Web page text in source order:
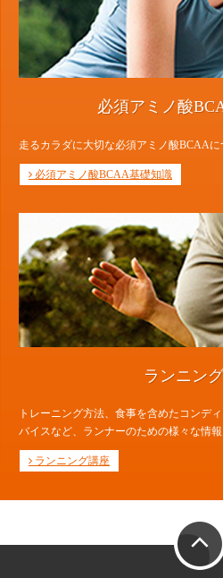
必須アミノ酸
走るカラダに大切な必須アミノ酸BCAAに
必須アミノ酸BCAA基礎知識
ランニン
トレーニング方法、食事を含めたコンデ
バイスなど、ランナーのための様々な情報
ランニング講座